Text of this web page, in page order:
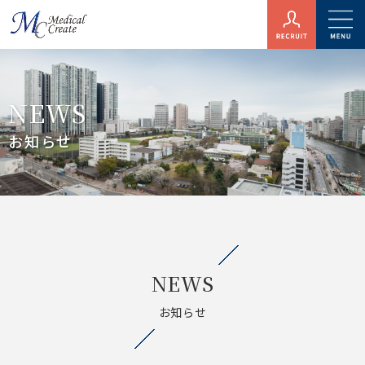
NEWS
お知らせ
NEWS
お知らせ